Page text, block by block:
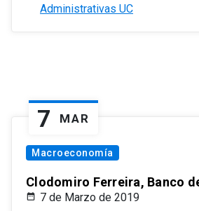
Administrativas UC
7 MAR
Macroeconomía
Clodomiro Ferreira, Banco
7 de Marzo de 2019